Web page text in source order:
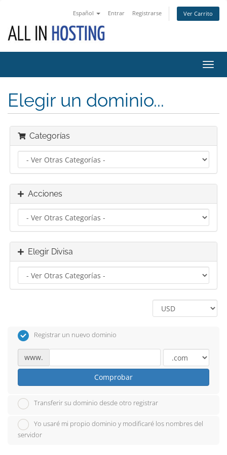
Español Entrar Registrarse Ver Carrito
Elegir un dominio...
Categorías
Acciones
Elegir Divisa
Registrar un nuevo dominio
www.
Comprobar
Transferir su dominio desde otro registrar
Yo usaré mi propio dominio y modificaré los nombres del
servidor